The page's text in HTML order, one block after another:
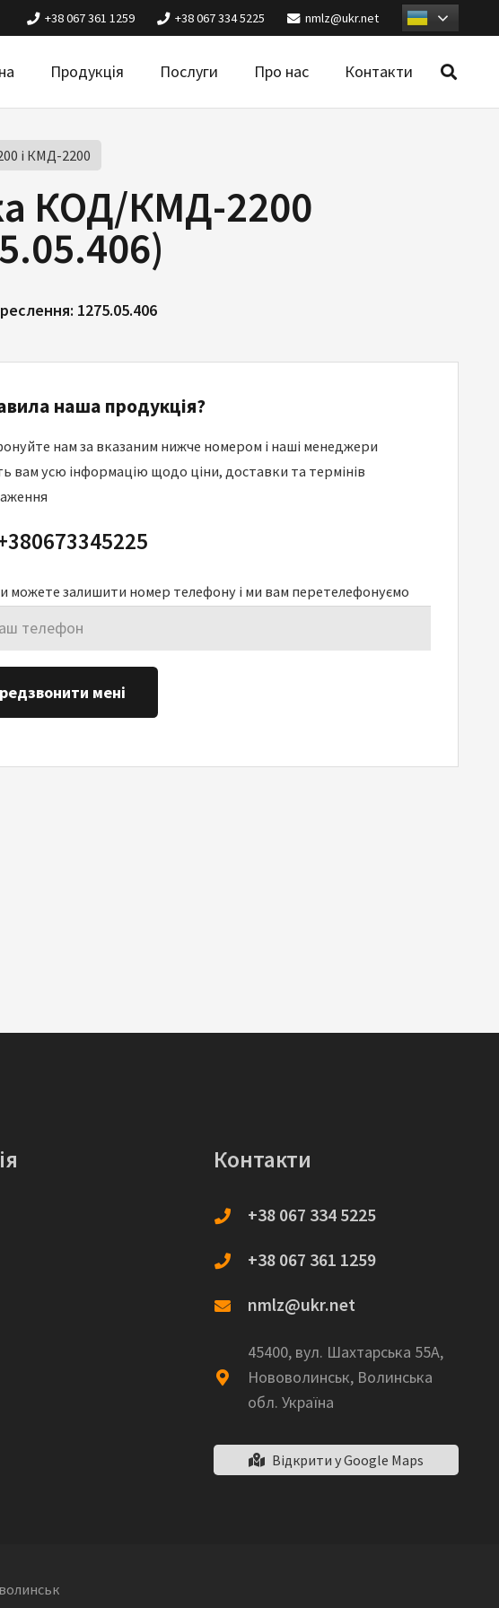
+38 067 361 1259 +38 067 334 5225 nmlz@ukr.net
Продукція Послуги Про нас Контакти
і КМД-2200
КОД/КМД-2200
1275.05.406
наша продукція?
нам за вказаним нижче номером і наші менеджери
вам усю інформацію щодо ціни, доставки та термінів
можете залишити номер телефону і ми вам перетелефонуємо
мені
Контакти
+38 067 334 5225
+38 067 361 1259
nmlz@ukr.net
45400, вул. Шахтарська 55А,
Нововолинськ, Волинська
обл. Україна
Відкрити у Google Maps